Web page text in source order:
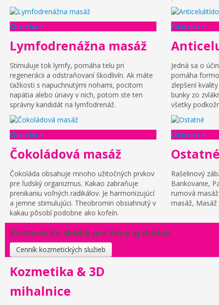
Čítaj viac +
Lymfodrenážna masáž
Stimuluje tok lymfy, pomáha telu pri
regenerácii a odstraňovaní škodlivín. Ak máte
ťažkosti s napuchnutými nohami, pocitom
napätia alebo únavy v nich, potom ste ten
správny kandidát na lymfodrenáž.
Čítaj viac +
Jedná sa o
pomáha
zlepšení
bunky zo
všetky
Čítaj viac +
Čokoládová masáž
Čokoláda obsahuje mnoho užitočných prvkov
pre ľudský organizmus. Kakao zabraňuje
prenikaniu voľných radikálov. Je harmonizujúcí
a jemne stimulujúci. Theobromin obsiahnutý v
kakau pôsobí podobne ako kofeín.
Čítaj viac +
Rašelinový
Bankovanie,
rumová
masáž,
Kozmetické služby pre ženy aj mužov
Cenník kozmetických služieb
Kozmetika & 3D
mihalnice